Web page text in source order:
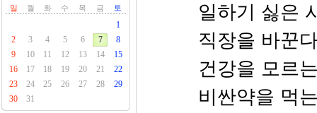
일 월 화 수 목 금 토
1
2
3 4 5 6 7
8
9
10 11 12 13 14
15
16
17 18 19 20 21
22
23
24 25 26 27 28
29
30
31
일하기 싫은
직장을 바꾼
건강을 모르
비싼약을 먹